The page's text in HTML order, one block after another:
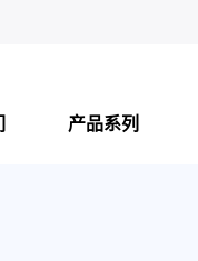
产品系列